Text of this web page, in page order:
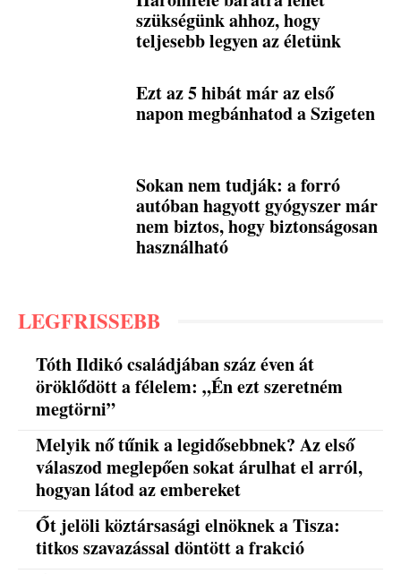
szükségünk ahhoz, hogy
teljesebb legyen az életünk
Ezt az 5 hibát már az első
napon megbánhatod a Szigeten
Sokan nem tudják: a forró
autóban hagyott gyógyszer már
nem biztos, hogy biztonságosan
használható
LEGFRISSEBB
Tóth Ildikó családjában száz éven át
öröklődött a félelem: „Én ezt szeretném
megtörni”
Melyik nő tűnik a legidősebbnek? Az első
válaszod meglepően sokat árulhat el arról,
hogyan látod az embereket
Őt jelöli köztársasági elnöknek a Tisza:
titkos szavazással döntött a frakció